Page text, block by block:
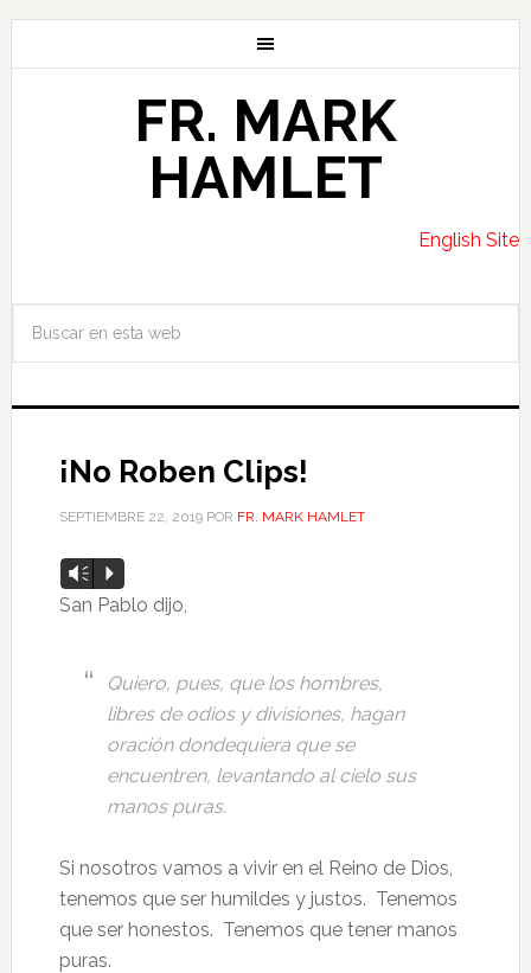
FR. MARK
HAMLET
English Site
¡No Roben Clips!
SEPTIEMBRE 22, 2019POR FR. MARK HAMLET
Vm P
San Pablo dijo,
Quiero, pues, que los hombres,
libres de odios y divisiones, hagan
oración dondequiera que se
encuentren, levantando al cielo sus
manos puras.
Si nosotros vamos a vivir en el Reino de Dios,
tenemos que ser humildes y justos. Tenemos
que ser honestos. Tenemos que tener manos
puras.